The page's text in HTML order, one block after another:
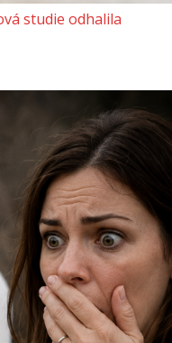
studie odhalila